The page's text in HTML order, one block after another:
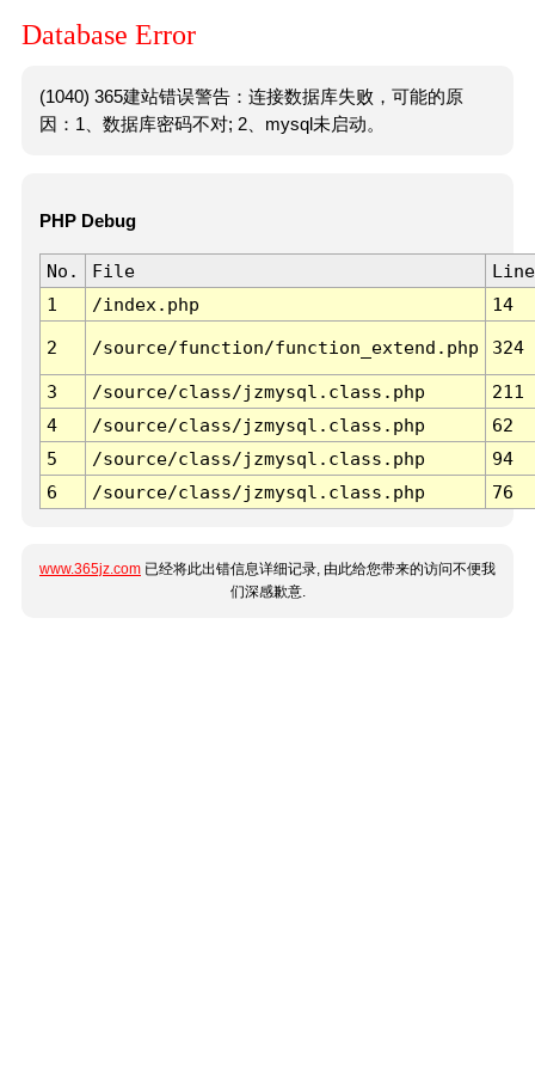
Database Error
(1040) 365建站错误警告：连接数据库失败，可能的原
因：1、数据库密码不对; 2、mysql未启动。
PHP Debug
No. File
Line
1
/index.php 14
2 /source/function/function_extend.php 324
3 /source/class/jzmysql.class.php
211
4
/source/class/jzmysql.class.php
62
5
/source/class/jzmysql.class.php
94
6
/source/class/jzmysql.class.php 76
www.365jz.com 已经将此出错信息详细记录, 由此给您带来的访问不便我
们深感歉意.